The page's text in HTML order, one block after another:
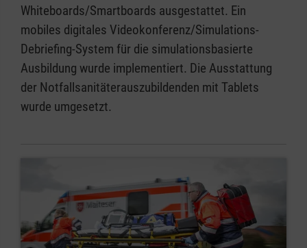
Whiteboards/Smartboards ausgestattet. Ein
mobiles digitales Videokonferenz/Simulations-
Debriefing-System für die simulationsbasierte
Ausbildung wurde implementiert. Die Ausstattung
der Notfallsanitäterauszubildenden mit Tablets
wurde umgesetzt.